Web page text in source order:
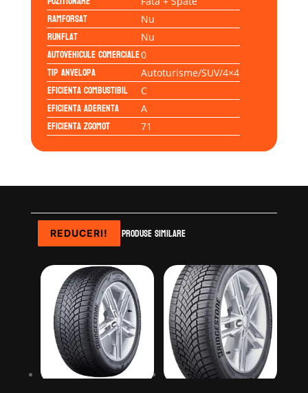
Ramforsat Nu
Runflat Nu
Autovehicule comerciale0
Tip anvelopa Autoturisme/SUV/4×4
Eficienta Combustibil C
Eficienta Aderenta A
Eficienta Zgomot 71
Produse similare
REDUCERI!
REDUCERI!
REDUCERI!
REDUCERI!